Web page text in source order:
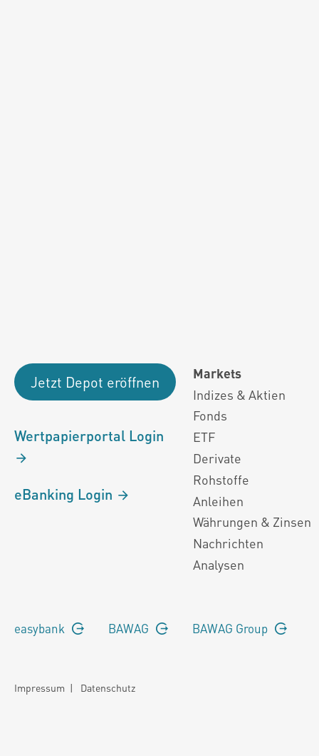
Jetzt Depot eröffnen
Wertpapierportal Login
eBanking Login
Markets
Indizes & Aktien
Fonds
ETF
Derivate
Rohstoffe
Anleihen
Währungen & Zinsen
Nachrichten
Analysen
easybank BAWAG BAWAG Group
Impressum | Datenschutz